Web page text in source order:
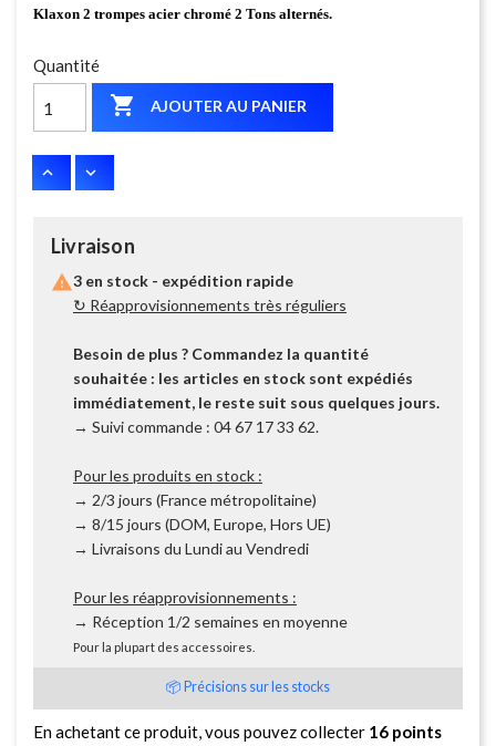
Klaxon 2 trompes acier chromé 2 Tons alternés.
Quantité
 AJOUTER AU PANIER
Livraison
3 en stock - expédition rapide
↻ Réapprovisionnements très réguliers
Besoin de plus ? Commandez la quantité
souhaitée : les articles en stock sont expédiés
immédiatement, le reste suit sous quelques jours.
→ Suivi commande : 04 67 17 33 62.
Pour les produits en stock :
→ 2/3 jours (France métropolitaine)
→ 8/15 jours (DOM, Europe, Hors UE)
→ Livraisons du Lundi au Vendredi
Pour les réapprovisionnements :
→ Réception 1/2 semaines en moyenne
Pour la plupart des accessoires.
📦 Précisions sur les stocks
En achetant ce produit, vous pouvez collecter 16 points